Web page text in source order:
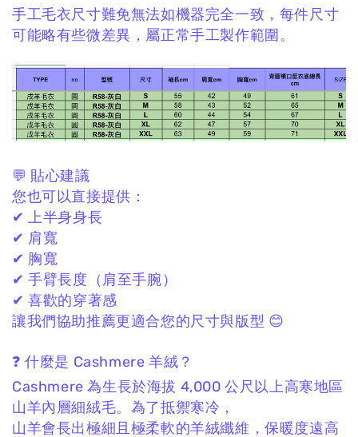
手工毛衣尺寸難免無法如機器完全一致， 每件尺寸
可能略有些微差異， 屬正常手工製作範圍。
💬 貼心建議
您也可以直接提供：
✔ 上半身身長
✔ 肩寬
✔ 胸寬
✔ 手臂長度（肩至手腕）
✔ 喜歡的穿著感
讓我們協助推薦更適合您的尺寸與版型 😊
❓ 什麼是 Cashmere 羊絨？
Cashmere 為生長於海拔 4,000 公尺以上高寒地區
山羊內層細絨毛。 為了抵禦寒冷，
山羊會長出極細且極柔軟的羊絨纖維，保暖度遠高